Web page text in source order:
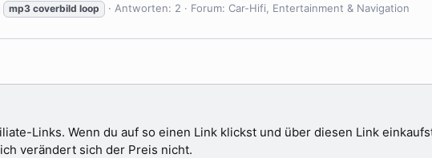
mp3 coverbild loop Antworten: 2 Forum: Car-Hifi, Entertainment & Navigation
Links. Wenn du auf so einen Link klickst und über diesen Link
verändert sich der Preis nicht.